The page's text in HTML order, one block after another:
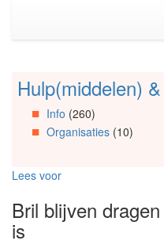
(Accesskey
Spring
Artikels
Spring
Spring
Organisaties
Spring
Hulp(middelen)
Info (260)
Organisaties(10)
Lees voor
Bril blijven
is